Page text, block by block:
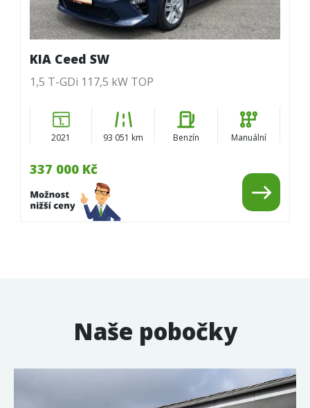
337 000 Kč
KIA Ceed SW
1,5 T-GDi 117,5 kW TOP
2021 93 051 km Benzín Manuální
Naše pobočky